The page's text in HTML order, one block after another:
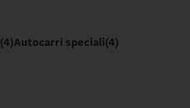
(4)Autocarri speciali(4)